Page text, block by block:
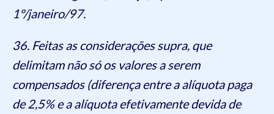
1º/janeiro/97.
36. Feitas as considerações supra, que
delimitam não só os valores a serem
compensados (diferença entre a alíquota paga
de 2,5% e a alíquota efetivamente devida de